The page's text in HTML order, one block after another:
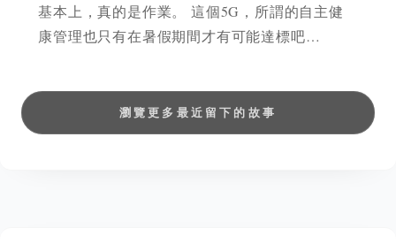
基本上，真的是作業。 這個5G，所謂的自主健
康管理也只有在暑假期間才有可能達標吧…
瀏覽更多最近留下的故事